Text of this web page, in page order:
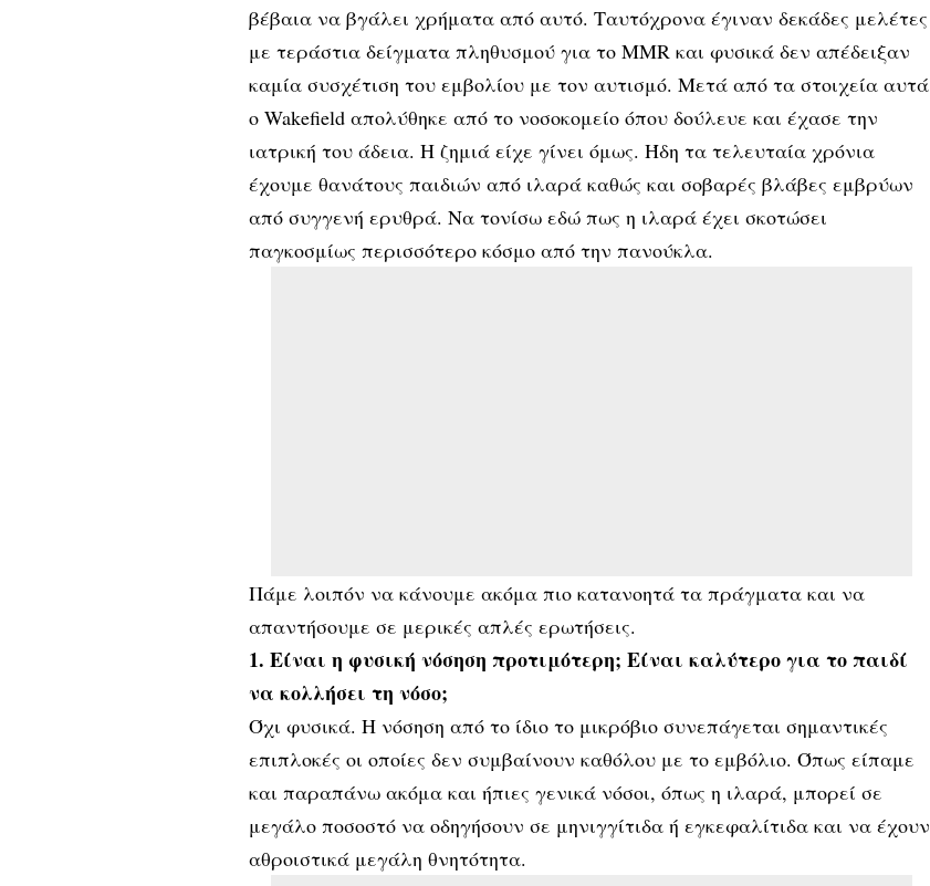
βέβαια να βγάλει χρήματα από αυτό. Ταυτόχρονα έγιναν δεκάδες μελέτες
με τεράστια δείγματα πληθυσμού για το MMR και φυσικά δεν απέδειξαν
καμία συσχέτιση του εμβολίου με τον αυτισμό. Μετά από τα στοιχεία αυτά
ο Wakefield απολύθηκε από το νοσοκομείο όπου δούλευε και έχασε την
ιατρική του άδεια. Η ζημιά είχε γίνει όμως. Ήδη τα τελευταία χρόνια
έχουμε θανάτους παιδιών από ιλαρά καθώς και σοβαρές βλάβες εμβρύων
από συγγενή ερυθρά. Να τονίσω εδώ πως η ιλαρά έχει σκοτώσει
παγκοσμίως περισσότερο κόσμο από την πανούκλα.
Πάμε λοιπόν να κάνουμε ακόμα πιο κατανοητά τα πράγματα και να
απαντήσουμε σε μερικές απλές ερωτήσεις.
1. Είναι η φυσική νόσηση προτιμότερη; Είναι καλύτερο για το παιδί
να κολλήσει τη νόσο;
Όχι φυσικά. Η νόσηση από το ίδιο το μικρόβιο συνεπάγεται σημαντικές
επιπλοκές οι οποίες δεν συμβαίνουν καθόλου με το εμβόλιο. Όπως είπαμε
και παραπάνω ακόμα και ήπιες γενικά νόσοι, όπως η ιλαρά, μπορεί σε
μεγάλο ποσοστό να οδηγήσουν σε μηνιγγίτιδα ή εγκεφαλίτιδα και να έχουν
αθροιστικά μεγάλη θνητότητα.